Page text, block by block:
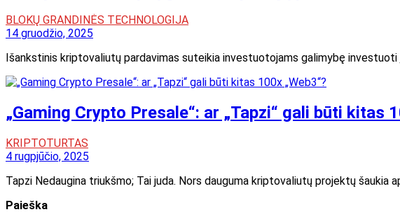
BLOKŲ GRANDINĖS TECHNOLOGIJA
14 gruodžio, 2025
Išankstinis kriptovaliutų pardavimas suteikia investuotojams galimybę
„Gaming Crypto Presale“: ar „Tapzi“ gali būti kitas
KRIPTOTURTAS
4 rugpjūčio, 2025
Tapzi Nedaugina triukšmo; Tai juda. Nors dauguma kriptovaliutų projektų šaukia
Paieška